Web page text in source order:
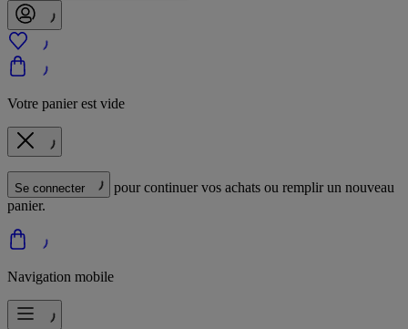
Votre panier est vide
Se connecter
pour continuer vos achats ou remplir un nouveau
panier.
Navigation mobile